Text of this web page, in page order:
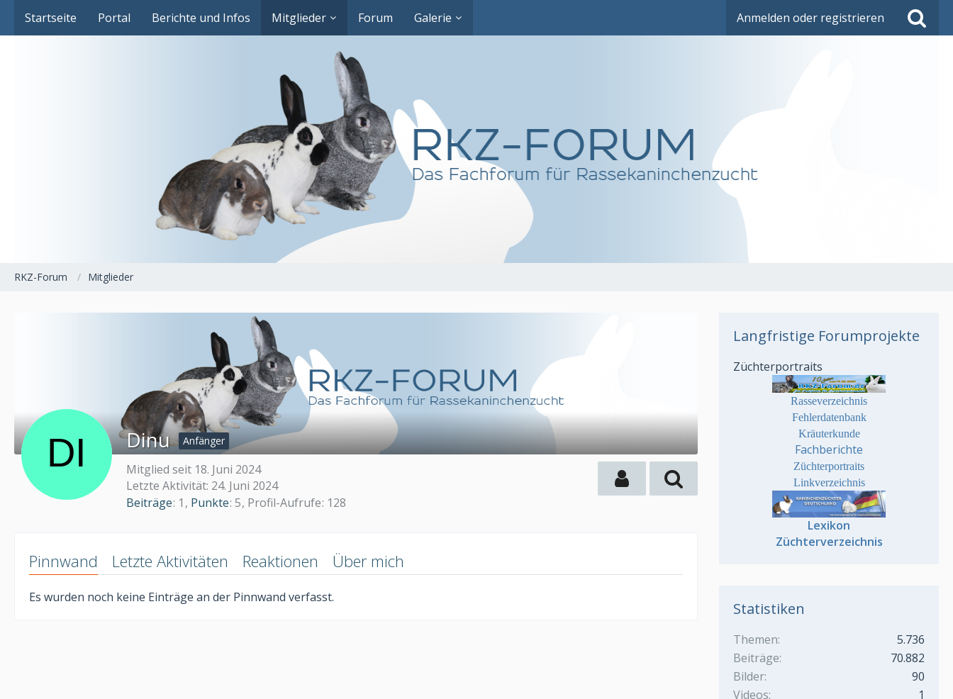
Startseite Portal Berichte und Infos Mitglieder Forum Galerie Anmelden oder registrieren
RKZ-Forum Mitglieder
Dinu Anfänger
Mitglied seit 18. Juni 2024
Letzte Aktivität: 24. Juni 2024
Beiträge 1 Punkte 5 Profil-Aufrufe 128
Pinnwand Letzte Aktivitäten Reaktionen Über mich
Es wurden noch keine Einträge an der Pinnwand verfasst.
Langfristige Forumprojekte
Züchterportraits
Rasseverzeichnis
Fehlerdatenbank
Kräuterkunde
Fachberichte
Züchterportraits
Linkverzeichnis
Lexikon
Züchterverzeichnis
Statistiken
Themen
5.736
Beiträge
70.882
Bilder
90
Videos
1